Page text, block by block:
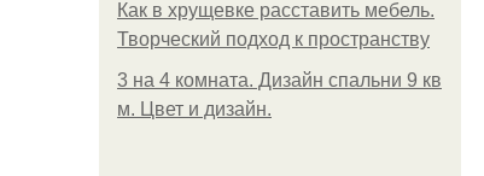
Как в хрущевке расставить мебель.
Творческий подход к пространству
3 на 4 комната. Дизайн спальни 9 кв
м. Цвет и дизайн.